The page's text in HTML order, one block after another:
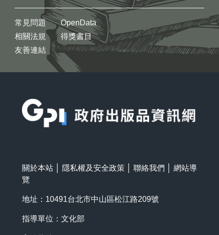
常見問題
相關法規
友善連結
OpenData
得獎書目
關於本站 隱私權及安全政策 聯絡我們
網站導
覽
地址：10491台北市中山區松江路209號
指導單位：文化部